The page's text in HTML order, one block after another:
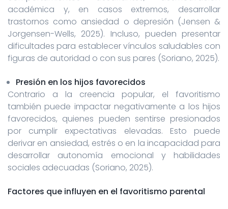
académica y, en casos extremos, desarrollar
trastornos como ansiedad o depresión (Jensen &
Jorgensen-Wells, 2025). Incluso, pueden presentar
dificultades para establecer vínculos saludables con
figuras de autoridad o con sus pares (Soriano, 2025).
Presión en los hijos favorecidos
Contrario a la creencia popular, el favoritismo
también puede impactar negativamente a los hijos
favorecidos, quienes pueden sentirse presionados
por cumplir expectativas elevadas. Esto puede
derivar en ansiedad, estrés o en la incapacidad para
desarrollar autonomía emocional y habilidades
sociales adecuadas (Soriano, 2025).
Factores que influyen en el favoritismo parental